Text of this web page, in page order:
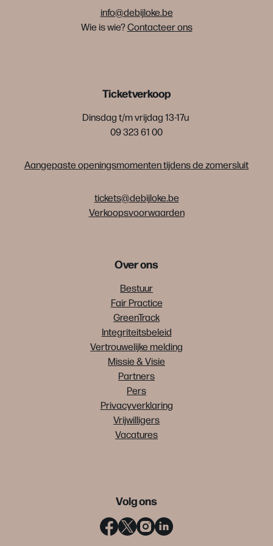
info@debijloke.be
Wie is wie?Contacteer ons
Ticketverkoop
Dinsdag t/m vrijdag 13-17u
09 323 61 00
Aangepaste openingsmomenten tijdens de zomersluit
tickets@debijloke.be
Verkoopsvoorwaarden
Over ons
Bestuur
Fair Practice
GreenTrack
Integriteitsbeleid
Vertrouwelijke melding
Missie & Visie
Partners
Pers
Privacyverklaring
Vrijwilligers
Vacatures
Volg ons